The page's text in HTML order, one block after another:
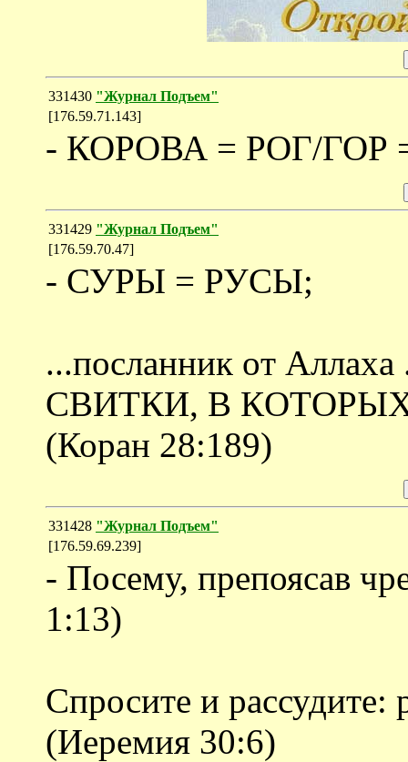
331430 "Журнал Подъем"
[176.59.71.143]
- КОРОВА = РОГ/ГОР =
331429 "Журнал Подъем"
[176.59.70.47]
- СУРЫ = РУСЫ;
...пocлaнник oт
CВИТКИ, В
(Коран 28:189)
331428 "Журнал Подъем"
[176.59.69.239]
- Посему, препоясав
1:13)
Спросите и
(Иеремия 30:6)